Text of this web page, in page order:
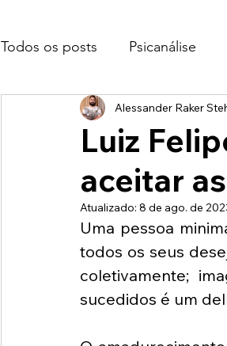
Todos os posts Psicanálise
Luiz
aceitar
Alessander Raker
Atualizado: 8 de ago. de
Uma pessoa
todos os seus
coletivamente;
sucedidos é um